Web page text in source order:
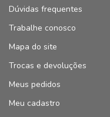
Dúvidas frequentes
Trabalhe conosco
Mapa do site
Trocas e devoluções
Meus pedidos
Meu cadastro